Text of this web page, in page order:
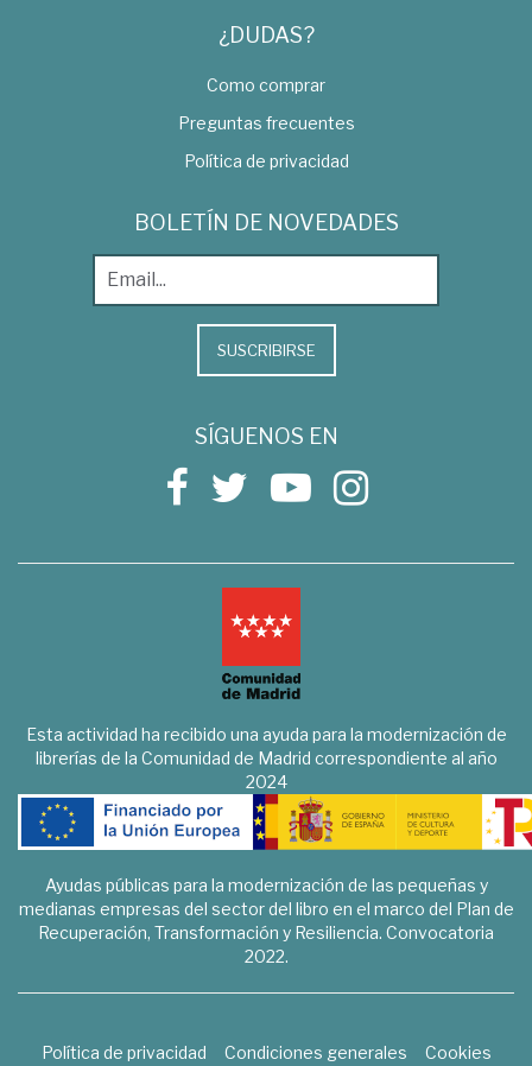
¿DUDAS?
Como comprar
Preguntas frecuentes
Política de privacidad
BOLETÍN DE NOVEDADES
SUSCRIBIRSE
SÍGUENOS EN
Esta actividad ha recibido una ayuda para la modernización de
librerías de la Comunidad de Madrid correspondiente al año
2024
Ayudas públicas para la modernización de las pequeñas y
medianas empresas del sector del libro en el marco del Plan de
Recuperación, Transformación y Resiliencia. Convocatoria
2022.
Política de privacidad Condiciones generales
Cookies